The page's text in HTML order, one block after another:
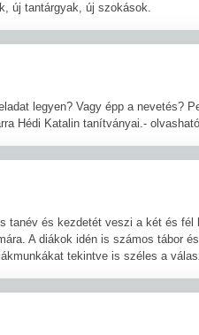
új tantárgyak, új szokások.
legyen? Vagy épp a nevetés?
Hédi Katalin tanítványai.-
tanév és kezdetét veszi a két és fél
A diákok idén is számos tábor
tekintve is széles a